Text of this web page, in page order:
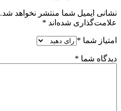
نشانی ایمیل شما منتشر نخواهد شد.
علامت‌گذاری شده‌اند *
امتیاز شما *
دیدگاه شما *